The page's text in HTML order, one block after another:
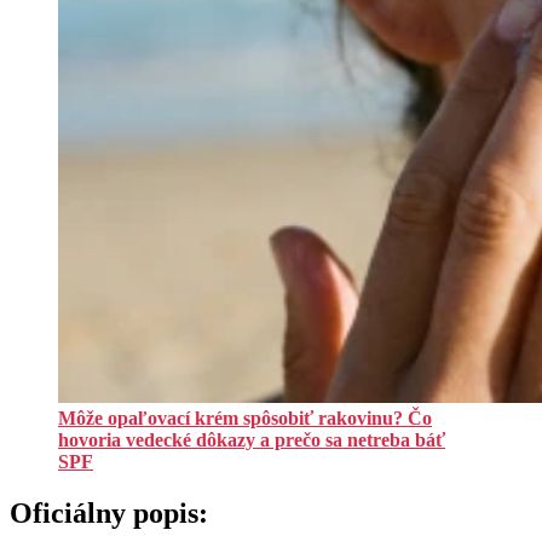
Môže opaľovací krém spôsobiť rakovinu? Čo
hovoria vedecké dôkazy a prečo sa netreba báť
SPF
Oficiálny popis: